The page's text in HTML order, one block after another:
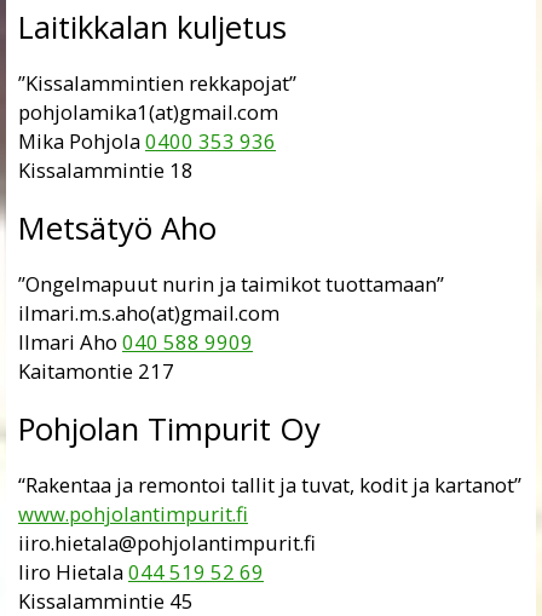
Laitikkalan kuljetus
”Kissalammintien rekkapojat”
pohjolamika1(at)gmail.com
Mika Pohjola0400 353 936
Kissalammintie 18
Metsätyö Aho
”Ongelmapuut nurin ja taimikot tuottamaan”
ilmari.m.s.aho(at)gmail.com
Ilmari Aho 040 588 9909
Kaitamontie 217
Pohjolan Timpurit Oy
“Rakentaa ja remontoi tallit ja tuvat, kodit ja kartanot”
www.pohjolantimpurit.fi
iiro.hietala@pohjolantimpurit.fi
Iiro Hietala044 519 52 69
Kissalammintie 45